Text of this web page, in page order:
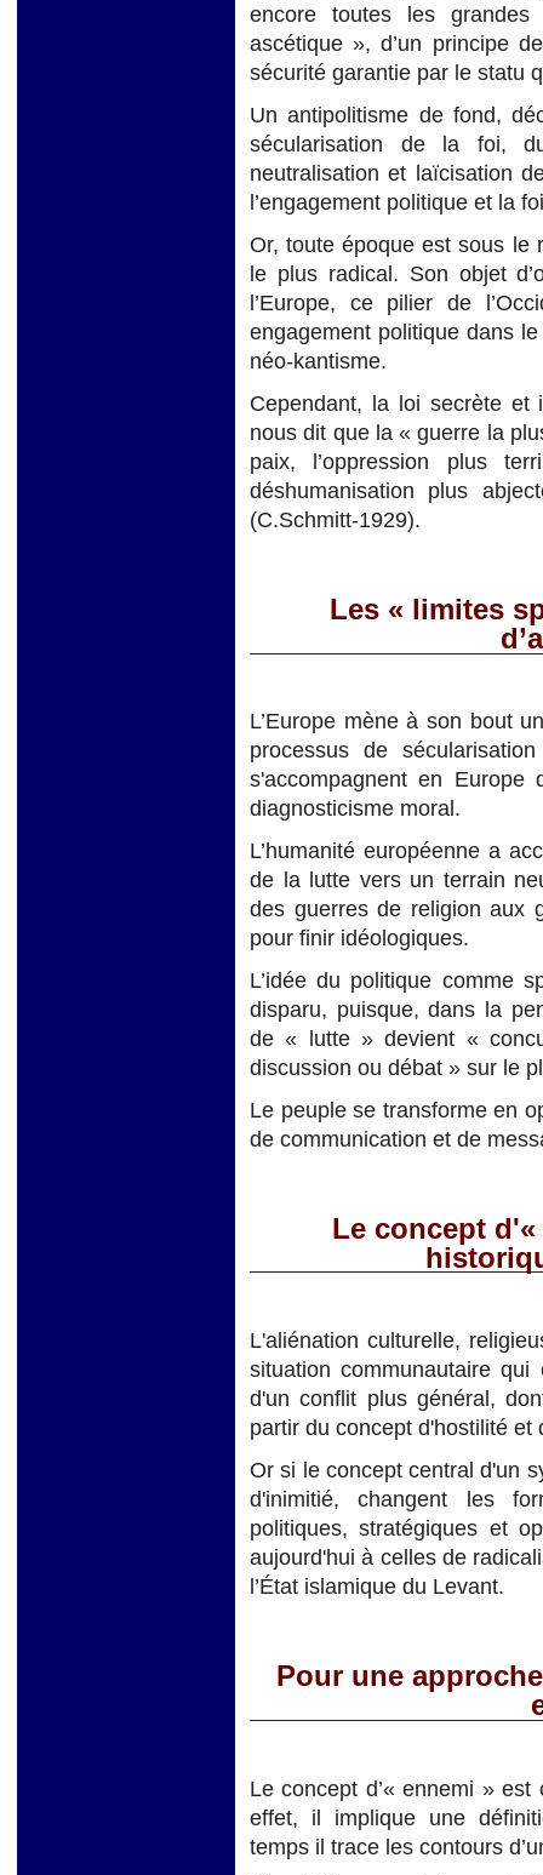
encore toutes les grandes
ascétique », d’un principe
sécurité garantie par le statu
Un antipolitisme de fond,
sécularisation de la foi,
neutralisation et laïcisation
l’engagement politique et la
Or, toute époque est sous le
le plus radical. Son objet
l’Europe, ce pilier de
engagement politique dans
néo-kantisme.
Cependant, la loi secrète et
nous dit que la « guerre la
paix, l’oppression plus
déshumanisation plus
(C.Schmitt-1929).
Les « limites
L’Europe mène à son bout
processus de
s'accompagnent en
diagnosticisme moral.
L’humanité européenne a
de la lutte vers un terrain
des guerres de religion aux
pour finir idéologiques.
L’idée du politique comme
disparu, puisque, dans la
de « lutte » devient «
discussion ou débat » sur le
Le peuple se transforme en
de communication et de
Le concept
L'aliénation culturelle,
situation communautaire
d'un conflit plus général,
partir du concept d'hostilité et
Or si le concept central d'un
d'inimitié, changent les
politiques, stratégiques et
aujourd'hui à celles de
l’État islamique du Levant.
Pour une
Le concept d’« ennemi »
effet, il implique une
temps il trace les contours